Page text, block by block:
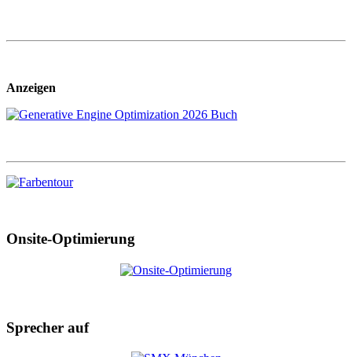
Anzeigen
Onsite-Optimierung
Sprecher auf